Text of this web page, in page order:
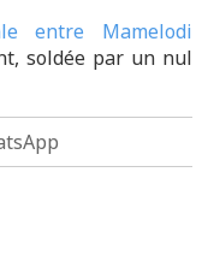
entre Mamelodi
soldée par un nul